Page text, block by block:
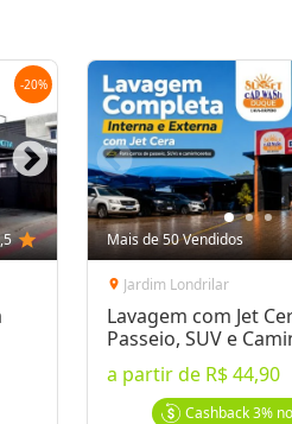
-20%
star Mais de 50 Vendidos
location_on Jardim Londrilar
Lavagem com Jet
Passeio, SUV e
a partir de R$ 44,90
Cashback3%